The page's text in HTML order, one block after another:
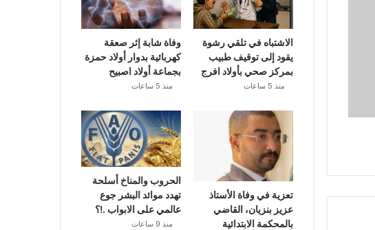
الاشتباه في تلقي رشوة
يقود إلى توقيف طبيب
بمركز صحي بأولاد افرج
منذ 5 ساعات
وفاة شابة إثر صعقة
كهربائية بدوار أولاد حمزة
بجماعة أولاد اصبيح
منذ 5 ساعات
تعزية في وفاة الأستاذ
عزيز بنزيان، القاضي
بالمحكمة الابتدائية
الحروب والمناخ أسلحة
تهدد موائد البشر جوع
عالمي على الابواب .!؟
منذ 9 ساعات